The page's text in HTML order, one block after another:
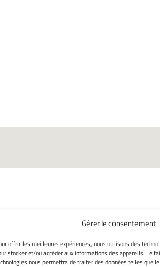
Gérer le consentement
offrir les meilleures expériences, nous utilisons des
stocker et/ou accéder aux informations des appareils. Le
nous permettra de traiter des données telles que
INFORMATIONS LÉGALES
Mentions légales